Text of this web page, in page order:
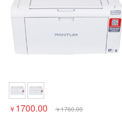
￥ 1700.00 ￥1760.00